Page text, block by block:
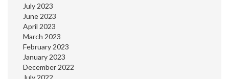
July 2023
June 2023
April 2023
March 2023
February 2023
January 2023
December 2022
July 2022